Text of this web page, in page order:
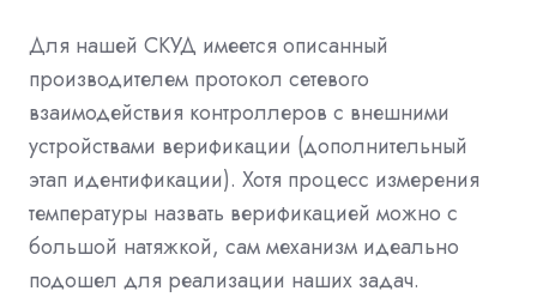
Для нашей СКУД имеется описанный
производителем протокол сетевого
взаимодействия контроллеров с внешними
устройствами верификации (дополнительный
этап идентификации). Хотя процесс измерения
температуры назвать верификацией можно с
большой натяжкой, сам механизм идеально
подошел для реализации наших задач.